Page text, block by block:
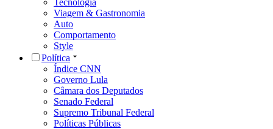
Viagem & Gastronomia
Auto
Comportamento
Style
Política
Índice CNN
Governo Lula
Câmara dos Deputados
Senado Federal
Supremo Tribunal Federal
Políticas Públicas